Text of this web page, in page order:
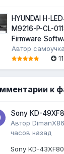
HYUNDAI H-
M9216-P-CL-
Firmware
Автор самоучка
11
к
Sony KD-
АвторDimanX86
часов назад
Sony KD-